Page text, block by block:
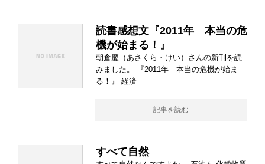
読書感想文『2011年 本当の危
機が始まる！』
朝倉慶（あさくら・けい）さんの新刊を読
みました。 『2011年 本当の危機が始ま
る！』 経済
記事を読む
すべて自然